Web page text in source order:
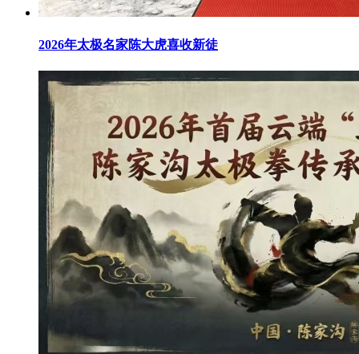
2026年太极名家陈大虎喜收新徒